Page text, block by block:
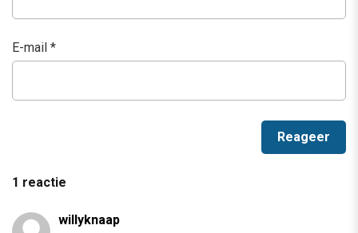
E-mail *
1 reactie
willyknaap